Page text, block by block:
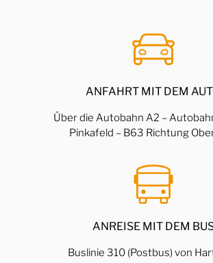
ANFAHRT MIT DEM
Über die Autobahn A2 –
Pinkafeld – B63 Richtung
ANREISE MIT DEM
Buslinie 310 (Postbus) von